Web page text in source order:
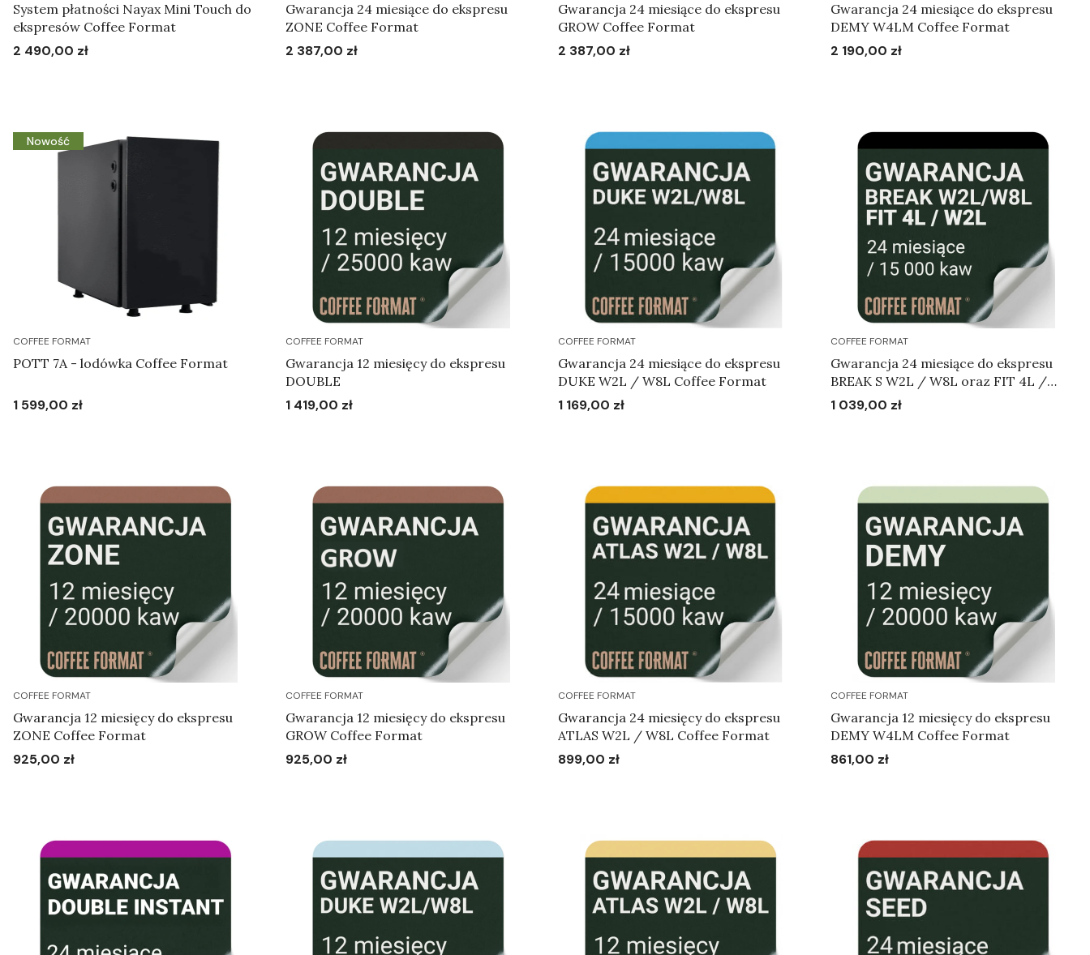
System płatności Nayax Mini Touch do
ekspresów Coffee Format
Cena
2 490,00 zł
Gwarancja 24 miesiące do ekspresu
ZONE Coffee Format
Cena
2 387,00 zł
Gwarancja 24 miesiące do ekspresu
GROW Coffee Format
Cena
2 387,00 zł
Gwarancja 24 miesiące do ekspresu
DEMY W4LM Coffee Format
Cena
2 190,00 zł
Nowość
COFFEE FORMAT
POTT 7A - lodówka Coffee Format
Cena
1 599,00 zł
COFFEE FORMAT
Gwarancja 12 miesięcy do ekspresu
DOUBLE
Cena
1 419,00 zł
COFFEE FORMAT
Gwarancja 24 miesiące do ekspresu
DUKE W2L / W8L Coffee Format
Cena
1 169,00 zł
COFFEE FORMAT
Gwarancja 24 miesiące do ekspresu
BREAK S W2L / W8L oraz FIT 4L /
W2L
Cena
1 039,00 zł
COFFEE FORMAT
Gwarancja 12 miesięcy do ekspresu
ZONE Coffee Format
Cena
925,00 zł
COFFEE FORMAT
Gwarancja 12 miesięcy do ekspresu
GROW Coffee Format
Cena
925,00 zł
COFFEE FORMAT
Gwarancja 24 miesięcy do ekspresu
ATLAS W2L / W8L Coffee Format
Cena
899,00 zł
COFFEE FORMAT
Gwarancja 12 miesięcy do ekspresu
DEMY W4LM Coffee Format
Cena
861,00 zł